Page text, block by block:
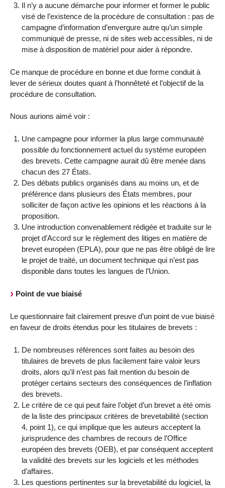
Il n’y a aucune démarche pour informer et former le public
visé de l’existence de la procédure de consultation : pas de
campagne d’information d’envergure autre qu’un simple
communiqué de presse, ni de sites web accessibles, ni de
mise à disposition de matériel pour aider à répondre.
Ce manque de procédure en bonne et due forme conduit à
lever de sérieux doutes quant à l’honnêteté et l’objectif de la
procédure de consultation.
Nous aurions aimé voir :
Une campagne pour informer la plus large communauté
possible du fonctionnement actuel du système européen
des brevets. Cette campagne aurait dû être menée dans
chacun des 27 États.
Des débats publics organisés dans au moins un, et de
préférence dans plusieurs des États membres, pour
solliciter de façon active les opinions et les réactions à la
proposition.
Une introduction convenablement rédigée et traduite sur le
projet d’Accord sur le règlement des litiges en matière de
brevet européen (EPLA), pour que ne pas être obligé de lire
le projet de traité, un document technique qui n’est pas
disponible dans toutes les langues de l’Union.
Point de vue biaisé
Le questionnaire fait clairement preuve d’un point de vue biaisé
en faveur de droits étendus pour les titulaires de brevets :
De nombreuses références sont faites au besoin des
titulaires de brevets de plus facilement faire valoir leurs
droits, alors qu’il n’est pas fait mention du besoin de
protéger certains secteurs des conséquences de l’inflation
des brevets.
Le critère de ce qui peut faire l’objet d’un brevet a été omis
de la liste des principaux critères de brevetabilité (section
4, point 1), ce qui implique que les auteurs acceptent la
jurisprudence des chambres de recours de l’Office
européen des brevets (OEB), et par conséquent acceptent
la validité des brevets sur les logiciels et les méthodes
d’affaires.
Les questions pertinentes sur la brevetabilité du logiciel, la